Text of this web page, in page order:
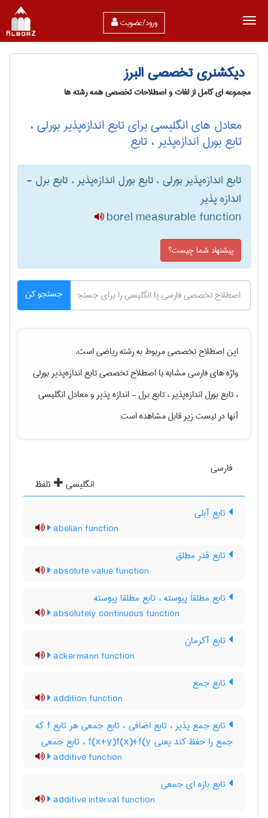
ورود/عضویت
دیکشنری تخصصی البرز
مجموعه ای کامل از لغات و اصطلاحات تخصصی همه رشته ها
معادل های انگلیسی برای تابع اندازه‌پذیر بورلی ،
تابع بورل اندازه‌پذیر ، تابع
تابع اندازه‌پذیر بورلی ، تابع بورل اندازه‌پذیر ، تابع برل -
اندازه پذیر
borel measurable function
پیشنهاد شما چیست؟
جستجو کن
این اصطلاح تخصصی مربوط به رشتهرياضیاست.
واژه های فارسی مشابه با اصطلاح تخصصیتابع اندازه‌پذیر بورلی
، تابع بورل اندازه‌پذیر ، تابع برل - اندازه پذیرو معادل انگلیسی
آنها در لیست زیر قابل مشاهده است
فارسی
انگلیسی
تلفظ
تابع آبلی
abelian function
تابع قدر مطلق
absolute value function
تابع مطلقاَ پیوسته ، تابع مطلقا پیوسته
absolutely continuous function
تابع آکرمان
ackermann function
تابع جمع
addition function
تابع جمع پذیر ، تابع اضافی ، تابع جمعی هر تابع f که
جمع را حفظ کند یعنی f(x+y)f(x)+f(y ، تابع جمعی
additive function
تابع بازه ای جمعی
additive interval function